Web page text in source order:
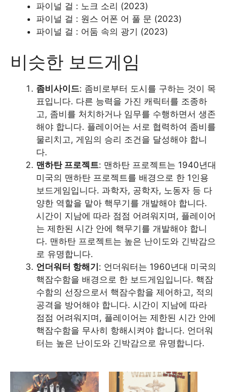
파이널 걸 : 노크 소리 (2023)
파이널 걸 : 원스 어폰 어 풀 문 (2023)
파이널 걸 : 어둠 속의 광기 (2023)
비슷한 보드게임
좀비사이드: 좀비로부터 도시를 구하는 것이 목
표입니다. 다른 능력을 가진 캐릭터를 조종하
고, 좀비를 처치하거나 임무를 수행하면서 생존
해야 합니다. 플레이어는 서로 협력하여 좀비를
물리치고, 게임의 승리 조건을 달성해야 합니
다.
맨하탄 프로젝트: 맨하탄 프로젝트는 1940년대
미국의 맨하탄 프로젝트를 배경으로 한 1인용
보드게임입니다. 과학자, 공학자, 노동자 등 다
양한 역할을 맡아 핵무기를 개발해야 합니다.
시간이 지남에 따라 점점 어려워지며, 플레이어
는 제한된 시간 안에 핵무기를 개발해야 합니
다. 맨하탄 프로젝트는 높은 난이도와 긴박감으
로 유명합니다.
언더워터 항해기 : 언더워터는 1960년대 미국의
핵잠수함을 배경으로 한 보드게임입니다. 핵잠
수함의 선장으로서 핵잠수함을 제어하고, 적의
공격을 방어해야 합니다. 시간이 지남에 따라
점점 어려워지며, 플레이어는 제한된 시간 안에
핵잠수함을 무사히 항해시켜야 합니다. 언더워
터는 높은 난이도와 긴박감으로 유명합니다.